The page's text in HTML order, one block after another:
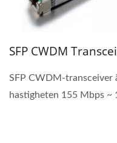
SFP CWDM
SFP CWDM-transceiver
hastigheten 155 Mbps ~